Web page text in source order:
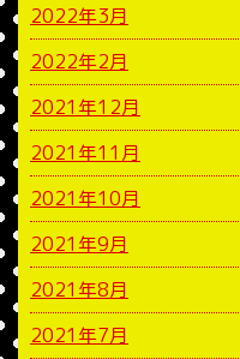
2022年3月
2022年2月
2021年12月
2021年11月
2021年10月
2021年9月
2021年8月
2021年7月